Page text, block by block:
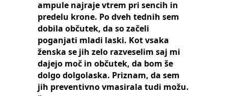
ampule najraje vtrem pri sencih in
predelu krone. Po dveh tednih sem
dobila občutek, da so začeli
poganjati mladi laski. Kot vsaka
ženska se jih zelo razveselim saj mi
dajejo moč in občutek, da bom še
dolgo dolgolaska. Priznam, da sem
jih preventivno vmasirala tudi možu.